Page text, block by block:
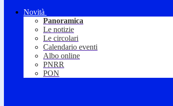
Novità
Panoramica
Le notizie
Le circolari
Calendario eventi
Albo online
PNRR
PON